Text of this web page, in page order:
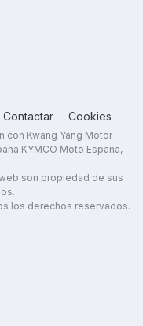
Contactar Cookies
con Kwang Yang Motor
KYMCO Moto España,
son propiedad de sus
los derechos reservados.